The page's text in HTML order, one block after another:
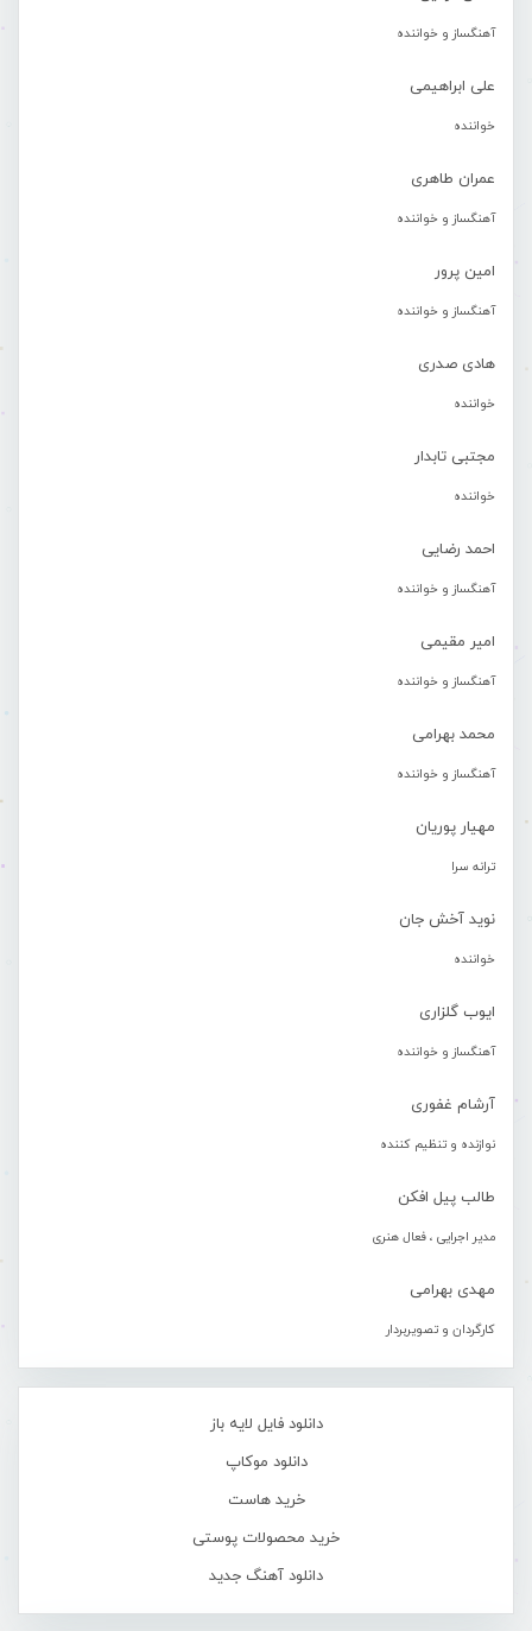
آهنگساز و خواننده
علی ابراهیمی
خواننده
عمران طاهری
آهنگساز و خواننده
امین پرور
آهنگساز و خواننده
هادی صدری
خواننده
مجتبی تابدار
خواننده
احمد رضایی
آهنگساز و خواننده
امیر مقیمی
آهنگساز و خواننده
محمد بهرامی
آهنگساز و خواننده
مهیار پوریان
ترانه سرا
نوید آخش جان
خواننده
ایوب گلزاری
آهنگساز و خواننده
آرشام غفوری
نوازنده و تنظیم کننده
طالب پیل افکن
مدیر اجرایی ، فعال هنری
مهدی بهرامی
کارگردان و تصویربردار
دانلود فایل لایه باز
دانلود موکاپ
خرید هاست
خرید محصولات پوستی
دانلود آهنگ جدید